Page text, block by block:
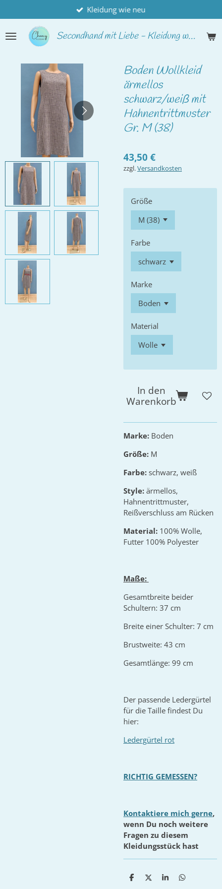
Hauptinhalt
springen
Secondhandmit Liebe - Kleidung wie neu
Kleidung wie neu
Boden Wollkleid
ärmellos
schwarz/weiß mit
Hahnentrittmuster
Gr. M (38)
43,50 €
zzgl.Versandkosten
Größe
Farbe
Marke
Material
In den
Warenkorb
Marke: Boden
Größe: M
Farbe: schwarz, weiß
Style: ärmellos,
Hahnentrittmuster,
Reißverschluss am Rücken
Material: 100% Wolle,
Futter 100% Polyester
Maße:
Gesamtbreite beider
Schultern: 37 cm
Breite einer Schulter: 7 cm
Brustweite: 43 cm
Gesamtlänge: 99 cm
Der passende Ledergürtel
für die Taille findest Du
hier:
Ledergürtel rot
RICHTIG GEMESSEN?
Kontaktiere mich gerne,
wenn Du noch weitere
Fragen zu diesem
Kleidungsstück hast
T
T
T
T